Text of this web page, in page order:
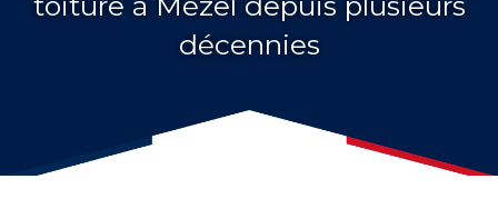
décennies